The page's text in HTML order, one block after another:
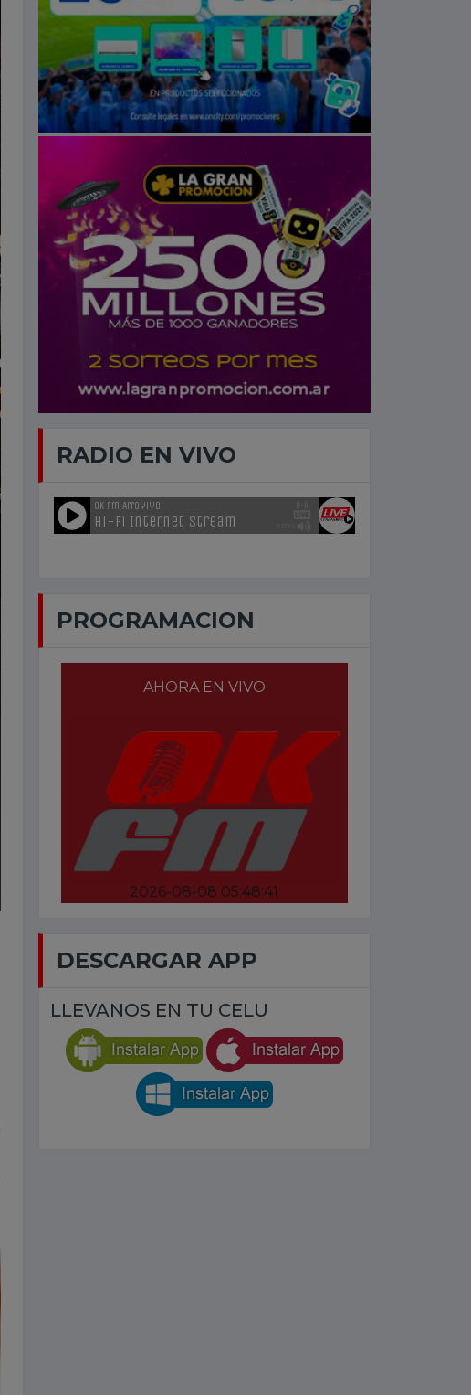
RADIO EN VIVO
PROGRAMACION
AHORA EN VIVO
2026-08-08 05:48:41
DESCARGAR APP
LLEVANOS EN TU CELU